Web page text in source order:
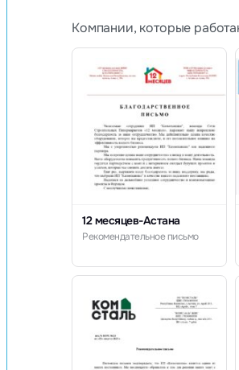
Компании, которые
12 месяцев-Астана
Рекомендательное письмо